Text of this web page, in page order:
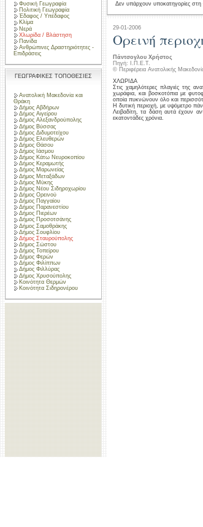
Φυσική Γεωγραφία
Πολιτική Γεωγραφία
Έδαφος / Υπέδαφος
Κλίμα
Νερά
Χλωρίδα / Βλάστηση
Πανίδα
Ανθρώπινες Δραστηριότητες -
Επιδράσεις
ΓΕΩΓΡΑΦΙΚΕΣ ΤΟΠΟΘΕΣΙΕΣ
Ανατολική Μακεδονία και
Θράκη
Δήμος Αβδήρων
Δήμος Αιγείρου
Δήμος Αλεξανδρούπολης
Δήμος Βύσσας
Δήμος Διδυμοτείχου
Δήμος Ελευθερών
Δήμος Θάσου
Δήμος Ιάσμου
Δήμος Κάτω Νευροκοπίου
Δήμος Κεραμωτής
Δήμος Μαρωνείας
Δήμος Μεταξάδων
Δήμος Μύκης
Δήμος Νέου Σιδηροχωρίου
Δήμος Ορεινού
Δήμος Παγγαίου
Δήμος Παρανεστίου
Δήμος Πιερέων
Δήμος Προσοτσάνης
Δήμος Σαμοθράκης
Δήμος Σουφλίου
Δήμος Σταυρούπολης
Δήμος Σώστου
Δήμος Τοπείρου
Δήμος Φερών
Δήμος Φιλίππων
Δήμος Φιλλύρας
Δήμος Χρυσούπολης
Κοινότητα Θερμών
Κοινότητα Σιδηρονέρου
Δεν υπάρχουν υποκατηγορίες στη
29-01-2006
Ορεινή
Πάντσογλου Χρήστος
Πηγή: Ι.Π.Ε.Τ.
© Περιφέρεια Ανατολικής
ΧΛΩΡΙΔΑ
Στις χαμηλότερες πλαγιές της
χωράφια, και βοσκοτόπια με
οποία πυκνώνουν όλο και
Η δυτική περιοχή, με υψόμετρο
Λειβαδίτη, τα δάση αυτά έχουν
εκατοντάδες χρόνια.